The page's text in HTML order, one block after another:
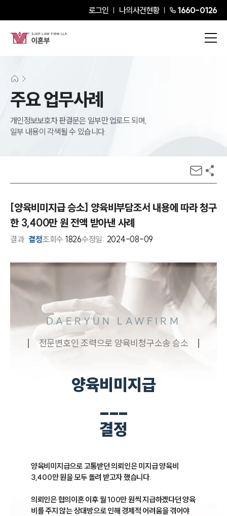
로그인 나의사건현황 1660-0126
주요 업무사례
개인정보보호차 판결문은 일부만 업로드 되며,
일부 내용이 각색될 수 있습니다.
[양육비미지급 승소] 양육비부담조서 내용에 따라 청구
한 3,400만 원 전액 받아낸 사례
결과 결정조회수 1826수정일: 2024-08-09
DAERYUN LAWFIRM
전문변호인 조력으로 양육비청구소송 승소
양육비미지급
___
결정
양육비미지급으로 고통받던 의뢰인은 미지급 양육비
3,400만 원을 모두 돌려 받고자 했습니다.
의뢰인은 협의이혼 이후 월 100만 원씩 지급하겠다던 양육
비를 주지 않는 상대방으로 인해 경제적 어려움을 겪어야